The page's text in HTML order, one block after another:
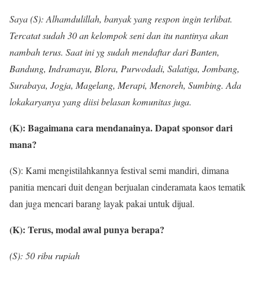
Saya (S): Alhamdulillah, banyak yang respon ingin terlibat.
Tercatat sudah 30 an kelompok seni dan itu nantinya akan
nambah terus. Saat ini yg sudah mendaftar dari Banten,
Bandung, Indramayu, Blora, Purwodadi, Salatiga, Jombang,
Surabaya, Jogja, Magelang, Merapi, Menoreh, Sumbing. Ada
lokakaryanya yang diisi belasan komunitas juga.
(K): Bagaimana cara mendanainya. Dapat sponsor dari
mana?
(S): Kami mengistilahkannya festival semi mandiri, dimana
panitia mencari duit dengan berjualan cinderamata kaos tematik
dan juga mencari barang layak pakai untuk dijual.
(K): Terus, modal awal punya berapa?
(S): 50 ribu rupiah